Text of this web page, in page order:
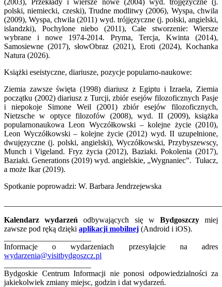
polski, niemiecki, czeski), Trudne modlitwy (2006), Wyspa, chwila
(2009), Wyspa, chwila (2011) wyd. trójjęzyczne (j. polski, angielski,
islandzki), Pochylone niebo (2011), Całe stworzenie: Wiersze
wybrane i nowe 1974-2014. Pryma, Tercja, Kwinta (2014),
Samosiewne (2017), słowObraz (2021), Eroti (2024), Kochanka
Natura (2026).
Książki eseistyczne, diariusze, pozycje popularno-naukowe:
Ziemia zawsze święta (1998) diariusz z Egiptu i Izraela, Ziemia
początku (2002) diariusz z Turcji, zbiór esejów filozoficznych Pasje
i niepokoje Simone Weil (2001) zbiór esejów filozoficznych,
Nietzsche w optyce filozofów (2008), wyd. II (2009), książka
popularnonaukowa Leon Wyczółkowski – kolejne życie (2010),
Leon Wyczółkowski – kolejne życie (2012) wyd. II uzupełnione,
dwujęzyczne (j. polski, angielski), Wyczółkowski, Przybyszewscy,
Munch i Vigeland. Fryz życia (2012), Baziaki. Pokolenia (2017),
Baziaki. Generations (2019) wyd. angielskie, „Wygnaniec”. Tułacz,
a może Ikar (2019).
Spotkanie poprowadzi: W. Barbara Jendrzejewska
Kalendarz wydarzeń odbywających się w Bydgoszczymiej
zawsze pod ręką dzięki aplikacji mobilnej (Android i iOS).
Informacje o wydarzeniach przesyłajcie na adres
wydarzenia@visitbydgoszcz.pl
Bydgoskie Centrum Informacji nie ponosi odpowiedzialności za
jakiekolwiek zmiany miejsc, godzin i dat wydarzeń.